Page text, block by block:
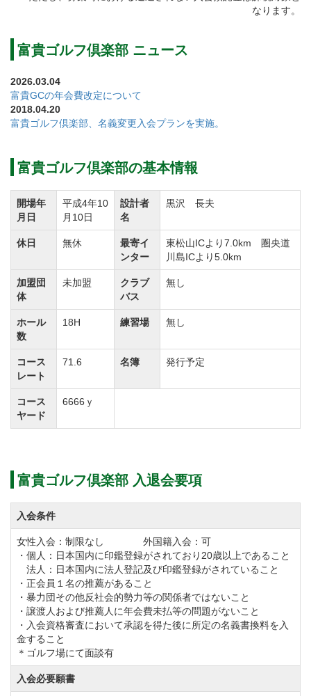
29,700円（税込）
→【改定後】44,550円（税込）
年会費を下記のとおり改定します。
②年会費(会計年度：1月～12月)
【改定前】
【改定後】
正 会 員 29,700円(税込) →
正 会 員(代理登録者付) 44,550円(税込) →
49,500円(税込)
※令和8年から令和9年にかけて年会費を段階的に改定
しています。
※令和9年1月1日より会則も上記改定内容に記載のとお
り変更します。
◆周辺ゴルフ場
「鳩山カントリークラブ」
◆交通機関
関越自動車道「東松山IC」より7.0km、「圏央道川島
IC」より5.0km
東武東上線「東松山駅」下車、東口からタクシーで10
分ほど。
なります。
富貴ゴルフ倶楽部 ニュース
2026.03.04
富貴GCの年会費改定について
2018.04.20
富貴ゴルフ倶楽部、名義変更入会プランを実施。
富貴ゴルフ倶楽部の基本情報
開場年
月日
平成4年10
月10日
設計者
名
黒沢 長夫
休日 無休
最寄イ
ンター
東松山ICより7.0km 圏央道
川島ICより5.0km
加盟団
体
未加盟
クラブ
バス
無し
ホール
数
18H 練習場 無し
コース
レート
71.6 名簿 発行予定
コース
ヤード
6666ｙ
富貴ゴルフ倶楽部 入退会要項
入会条件
女性入会：制限なし 外国籍入会：可
・個人：日本国内に印鑑登録がされており20歳以上であること
法人：日本国内に法人登記及び印鑑登録がされていること
・正会員１名の推薦があること
・暴力団その他反社会的勢力等の関係者ではないこと
・譲渡人および推薦人に年会費未払等の問題がないこと
・入会資格審査において承認を得た後に所定の名義書換料を入
金すること
＊ゴルフ場にて面談有
入会必要願書